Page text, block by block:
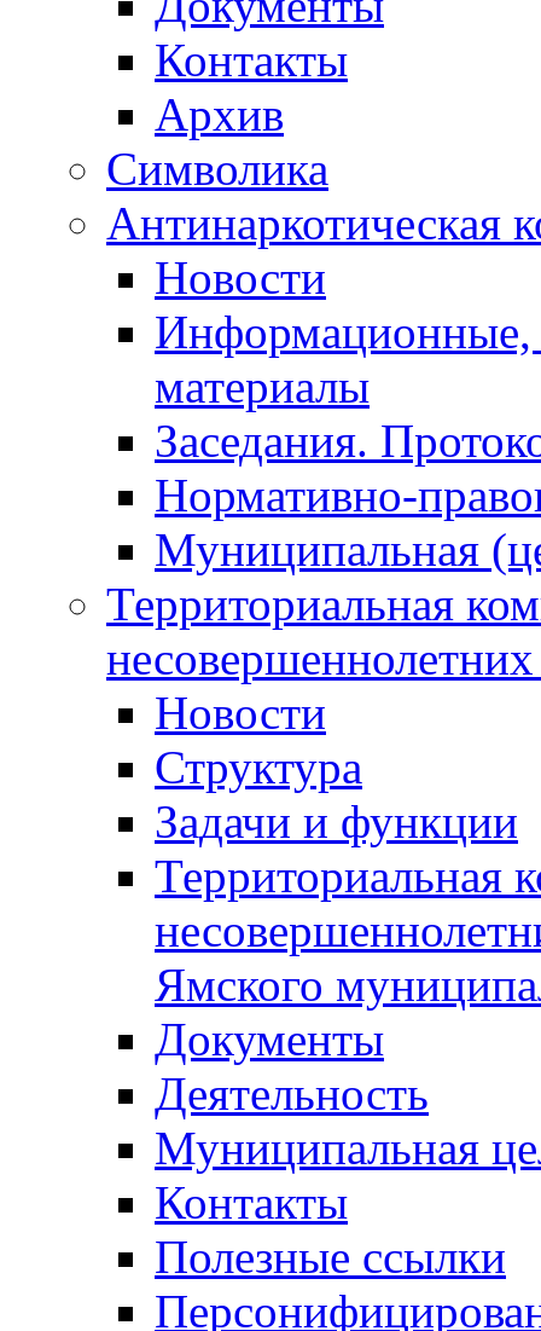
Контакты
Архив
Символика
Антинаркотическая
Новости
Информационные,
материалы
Заседания.
Нормативно-
Муниципальная
Территориальная
Новости
Структура
Задачи и функции
Территориальная
Ямского
Документы
Деятельность
Муниципальная
Контакты
Полезные ссылки